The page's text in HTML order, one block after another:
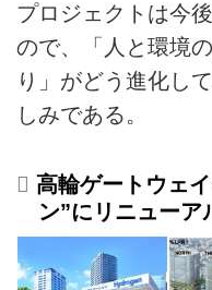
プロジェクトは今
ので、「人と環境
り」がどう進化し
しみである。
高輪ゲートウェ
ン”にリニューア